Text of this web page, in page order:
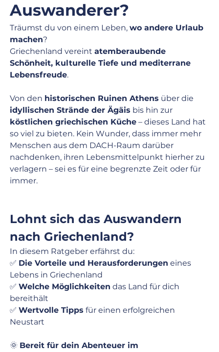
Auswanderer?
Träumst du von einem Leben, wo andere Urlaub
machen?
Griechenland vereint atemberaubende
Schönheit, kulturelle Tiefe und mediterrane
Lebensfreude.
Von den historischen Ruinen Athens über die
idyllischen Strände der Ägäis bis hin zur
köstlichen griechischen Küche – dieses Land hat
so viel zu bieten. Kein Wunder, dass immer mehr
Menschen aus dem DACH-Raum darüber
nachdenken, ihren Lebensmittelpunkt hierher zu
verlagern – sei es für eine begrenzte Zeit oder für
immer.
Lohnt sich das Auswandern
nach Griechenland?
In diesem Ratgeber erfährst du:
✅ Die Vorteile und Herausforderungen eines
Lebens in Griechenland
✅ Welche Möglichkeiten das Land für dich
bereithält
✅ Wertvolle Tipps für einen erfolgreichen
Neustart
🌞 Bereit für dein Abenteuer im